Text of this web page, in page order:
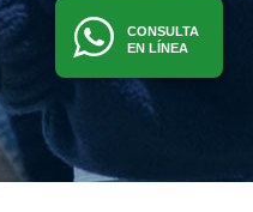
CONSULTA
EN LÍNEA